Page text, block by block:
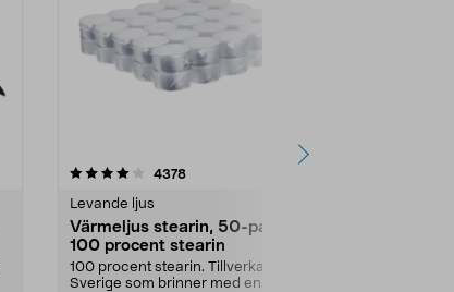
4378recensioner
Levande ljus
Värmeljus stearin, 50-pack,
100 procent stearin
100 procent stearin. Tillverkade i
Sverige som brinner med en
4.5av 5 stjärnor